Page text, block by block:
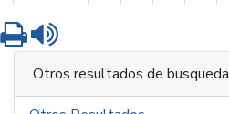
Imprimir
Otros resultados de busqueda